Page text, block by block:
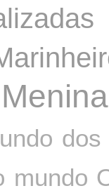
mundo